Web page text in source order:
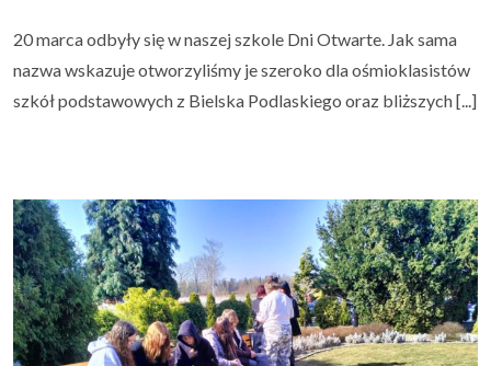
20 marca odbyły się w naszej szkole Dni Otwarte. Jak sama
nazwa wskazuje otworzyliśmy je szeroko dla ośmioklasistów
szkół podstawowych z Bielska Podlaskiego oraz bliższych [...]